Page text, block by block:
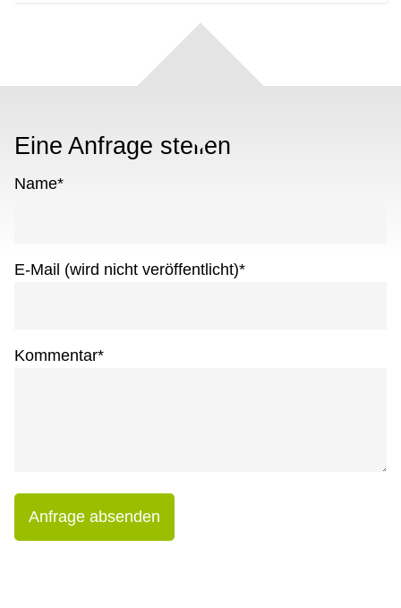
Eine Anfrage stellen
Name*
E-Mail (wird nicht veröffentlicht)*
Kommentar*
Anfrage absenden